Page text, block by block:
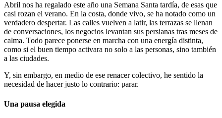
Abril nos ha regalado este año una Semana Santa tardía, de esas que
casi rozan el verano. En la costa, donde vivo, se ha notado como un
verdadero despertar. Las calles vuelven a latir, las terrazas se llenan
de conversaciones, los negocios levantan sus persianas tras meses de
calma. Todo parece ponerse en marcha con una energía distinta,
como si el buen tiempo activara no solo a las personas, sino también
a las ciudades.
Y, sin embargo, en medio de ese renacer colectivo, he sentido la
necesidad de hacer justo lo contrario: parar.
Una pausa elegida